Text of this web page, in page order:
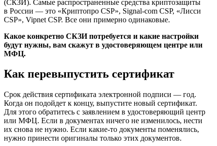
(СКЗИ). Самые распространенные средства криптозащиты
в России — это «Криптопро CSP», Signal-com CSP, «Лисси
CSP», Vipnet CSP. Все они примерно одинаковые.
Какое конкретно СКЗИ потребуется и какие настройки
будут нужны, вам скажут в удостоверяющем центре или
МФЦ.
Как перевыпустить сертификат
Срок действия сертификата электронной подписи — год.
Когда он подойдет к концу, выпустите новый сертификат.
Для этого обратитесь с заявлением в удостоверяющий центр
или МФЦ. Если в документах ничего не изменилось, нести
их снова не нужно. Если какие-то документы поменялись,
нужно принести оригиналы только этих документов.